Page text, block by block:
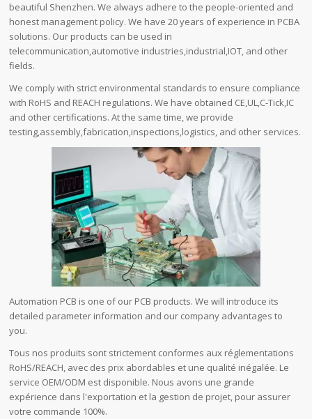
beautiful Shenzhen. We always adhere to the people-oriented and
honest management policy. We have 20 years of experience in PCBA
solutions. Our products can be used in
telecommunication,automotive industries,industrial,IOT, and other
fields.
We comply with strict environmental standards to ensure compliance
with RoHS and REACH regulations. We have obtained CE,UL,C-Tick,IC
and other certifications. At the same time, we provide
testing,assembly,fabrication,inspections,logistics, and other services.
Automation PCB is one of our PCB products. We will introduce its
detailed parameter information and our company advantages to
you.
Tous nos produits sont strictement conformes aux réglementations
RoHS/REACH, avec des prix abordables et une qualité inégalée. Le
service OEM/ODM est disponible. Nous avons une grande
expérience dans l'exportation et la gestion de projet, pour assurer
votre commande 100%.